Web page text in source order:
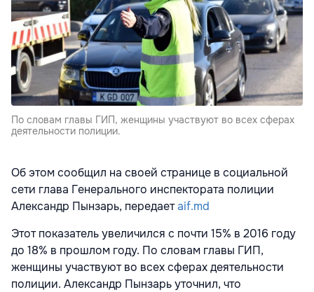
По словам главы ГИП, женщины участвуют во всех сферах
деятельности полиции.
Об этом сообщил на своей странице в социальной
сети глава Генерального инспектората полиции
Александр Пынзарь, передаетaif.md
Этот показатель увеличился с почти 15% в 2016 году
до 18% в прошлом году. По словам главы ГИП,
женщины участвуют во всех сферах деятельности
полиции. Александр Пынзарь уточнил, что